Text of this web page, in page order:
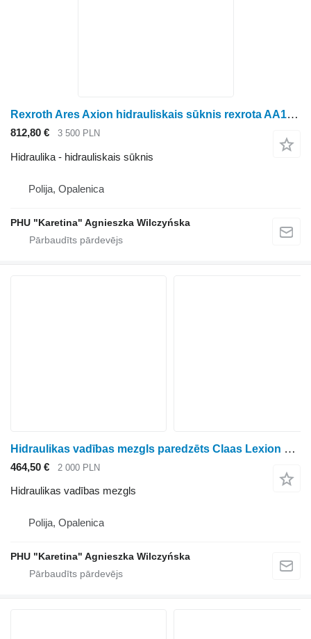
Rexroth Ares Axion hidrauliskais sūknis rexrota AA10V Massey Ferguson paredzēts Claas Ares Axion riteņtraktora
812,80 € 3 500 PLN
Hidraulika - hidrauliskais sūknis
Polija, Opalenica
PHU "Karetina" Agnieszka Wilczyńska
Hidraulikas vadības mezgls paredzēts Claas Lexion 600 700 riteņtraktora
464,50 € 2 000 PLN
Hidraulikas vadības mezgls
Polija, Opalenica
PHU "Karetina" Agnieszka Wilczyńska